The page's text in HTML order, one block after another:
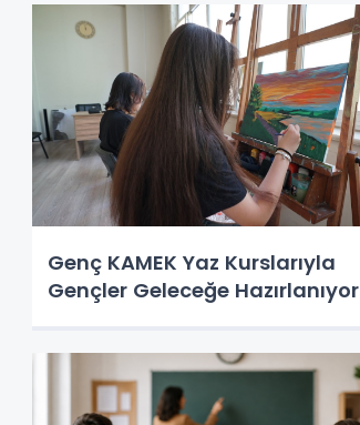
Genç KAMEK Yaz Kurslarıyla
Gençler Geleceğe Hazırlanıyor